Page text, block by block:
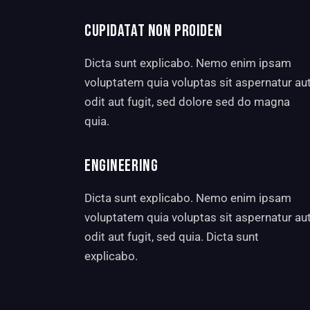
CUPIDATAT NON PROIDEN
Dicta sunt explicabo. Nemo enim ipsam
voluptatem quia voluptas sit aspernatur
odit aut fugit, sed dolore sed do magna
quia.
ENGINEERING
Dicta sunt explicabo. Nemo enim ipsam
voluptatem quia voluptas sit aspernatur
odit aut fugit, sed quia. Dicta sunt
explicabo.